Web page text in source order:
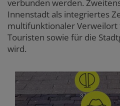
verbunden werden.
Innenstadt als integriertes
multifunktionaler Verweilort
Touristen sowie für die
wird.